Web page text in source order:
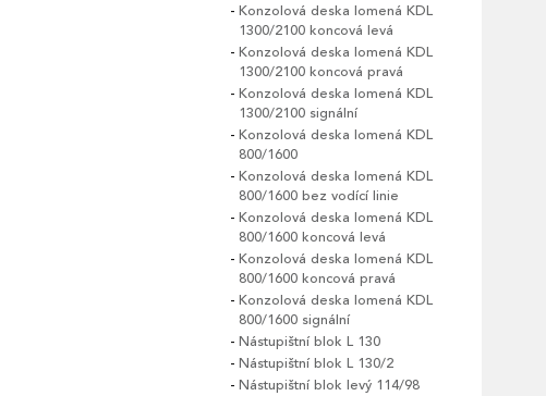
Konzolová deska lomená KDL
1300/2100 koncová levá
Konzolová deska lomená KDL
1300/2100 koncová pravá
Konzolová deska lomená KDL
1300/2100 signální
Konzolová deska lomená KDL
800/1600
Konzolová deska lomená KDL
800/1600 bez vodící linie
Konzolová deska lomená KDL
800/1600 koncová levá
Konzolová deska lomená KDL
800/1600 koncová pravá
Konzolová deska lomená KDL
800/1600 signální
Nástupištní blok L 130
Nástupištní blok L 130/2
Nástupištní blok levý 114/98